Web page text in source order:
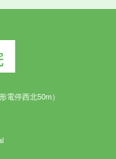
電停西北50m）